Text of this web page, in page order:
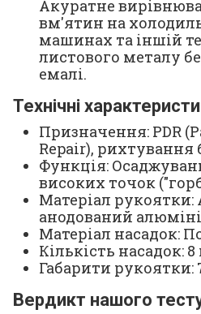
Акуратне
вм'ятин на
машинах та іншій
листового металу
емалі.
Технічні
Призначення: PDR
Repair), рихтування
Функція:
високих точок
Матеріал рукоятки:
анодований
Матеріал насадок:
Кількість насадок:
Габарити рукоятки:
Вердикт нашого